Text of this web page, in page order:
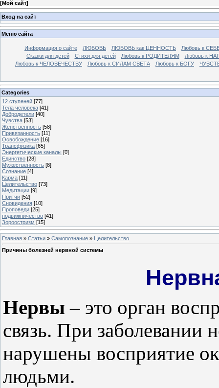
[Мой сайт]
Вход на сайт
Меню сайта
Информация о сайте ЛЮБОВЬ ЛЮБОВЬ как ЦЕННОСТЬ
Любовь к
Сказки для детей
Стихи для детей Любовь к РОДИТЕЛЯМ
Любовь к
Любовь к ЧЕЛОВЕЧЕСТВУ
Любовь к СИЛАМ СВЕТА Любовь к БОГУ
Categories
12 ступеней [77]
Тела человека [41]
Добродетели [40]
Чувства [53]
Женственность [58]
Привязанность [11]
Освобождение [16]
Трансфизика [65]
Энергетические каналы [0]
Единство [28]
Мужественность [8]
Сознание [4]
Карма [11]
Целительство [73]
Медитации [9]
Притчи [52]
Сновидения [10]
Проповеди [25]
подвижничество [41]
Зороостризм [15]
Главная » Статьи » Самопознание » Целительство
Причины болезней нервной системы
Нервы – это орган
связь. При заболевании
нарушены восприятие
людьми.